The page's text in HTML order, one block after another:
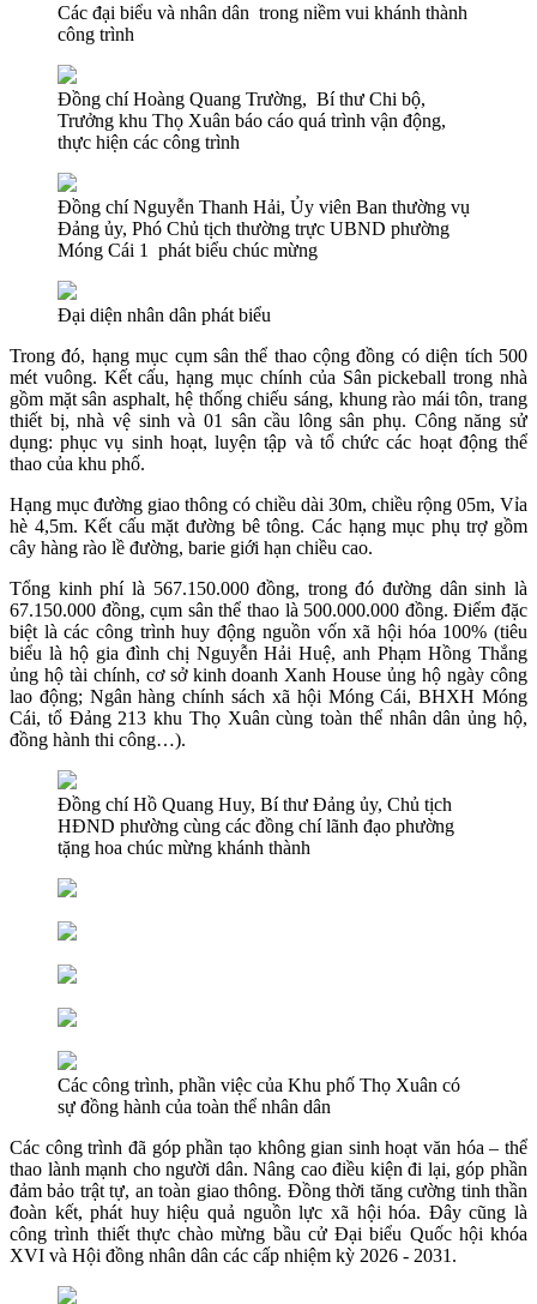
Các đại biểu và nhân dân trong niềm vui khánh thành
công trình
Đồng chí Hoàng Quang Trường, Bí thư Chi bộ,
Trưởng khu Thọ Xuân báo cáo quá trình vận động,
thực hiện các công trình
Đồng chí Nguyễn Thanh Hải, Ủy viên Ban thường vụ
Đảng ủy, Phó Chủ tịch thường trực UBND phường
Móng Cái 1 phát biểu chúc mừng
Đại diện nhân dân phát biểu
Trong đó, hạng mục cụm sân thể thao cộng đồng có diện tích 500
mét vuông. Kết cấu, hạng mục chính của Sân pickeball trong nhà
gồm mặt sân asphalt, hệ thống chiếu sáng, khung rào mái tôn, trang
thiết bị, nhà vệ sinh và 01 sân cầu lông sân phụ. Công năng sử
dụng: phục vụ sinh hoạt, luyện tập và tổ chức các hoạt động thể
thao của khu phố.
Hạng mục đường giao thông có chiều dài 30m, chiều rộng 05m, Vỉa
hè 4,5m. Kết cấu mặt đường bê tông. Các hạng mục phụ trợ gồm
cây hàng rào lề đường, barie giới hạn chiều cao.
Tổng kinh phí là 567.150.000 đồng, trong đó đường dân sinh là
67.150.000 đồng, cụm sân thể thao là 500.000.000 đồng. Điểm đặc
biệt là các công trình huy động nguồn vốn xã hội hóa 100% (tiêu
biểu là hộ gia đình chị Nguyễn Hải Huệ, anh Phạm Hồng Thắng
ủng hộ tài chính, cơ sở kinh doanh Xanh House ủng hộ ngày công
lao động; Ngân hàng chính sách xã hội Móng Cái, BHXH Móng
Cái, tổ Đảng 213 khu Thọ Xuân cùng toàn thể nhân dân ủng hộ,
đồng hành thi công…).
Đồng chí Hồ Quang Huy, Bí thư Đảng ủy, Chủ tịch
HĐND phường cùng các đồng chí lãnh đạo phường
tặng hoa chúc mừng khánh thành
Các công trình, phần việc của Khu phố Thọ Xuân có
sự đồng hành của toàn thể nhân dân
Các công trình đã góp phần tạo không gian sinh hoạt văn hóa – thể
thao lành mạnh cho người dân. Nâng cao điều kiện đi lại, góp phần
đảm bảo trật tự, an toàn giao thông. Đồng thời tăng cường tinh thần
đoàn kết, phát huy hiệu quả nguồn lực xã hội hóa. Đây cũng là
công trình thiết thực chào mừng bầu cử Đại biểu Quốc hội khóa
XVI và Hội đồng nhân dân các cấp nhiệm kỳ 2026 - 2031.